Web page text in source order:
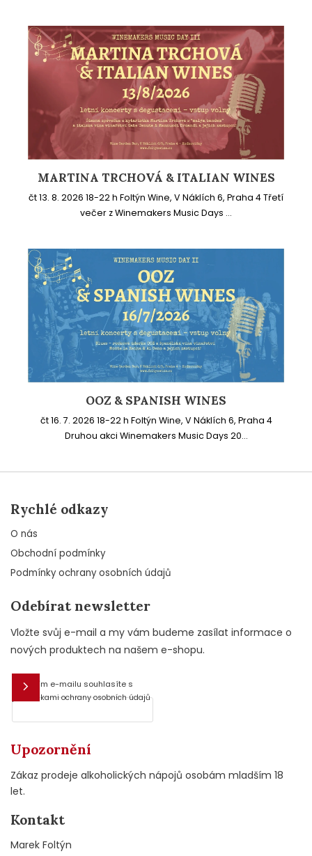
MARTINA TRCHOVÁ & ITALIAN WINES
čt 13. 8. 2026 18-22 h Foltýn Wine, V Náklích 6, Praha 4 Třetí
večer z Winemakers Music Days ...
OOZ & SPANISH WINES
čt 16. 7. 2026 18-22 h Foltýn Wine, V Náklích 6, Praha 4
Druhou akci Winemakers Music Days 20...
Rychlé odkazy
O nás
Obchodní podmínky
Podmínky ochrany osobních údajů
Odebírat newsletter
Vložte svůj e-mail a my vám budeme zasílat informace o
nových produktech na našem e-shopu.
E-mail
Vložením e-mailu souhlasíte s
podmínkami ochrany osobních údajů
Upozornění
Zákaz prodeje alkoholických nápojů osobám mladším 18
let.
Kontakt
Marek Foltýn